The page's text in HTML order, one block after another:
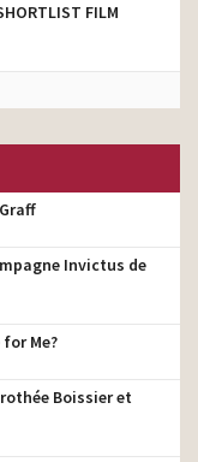
FILM
Invictus de
for Me?
Boissier et